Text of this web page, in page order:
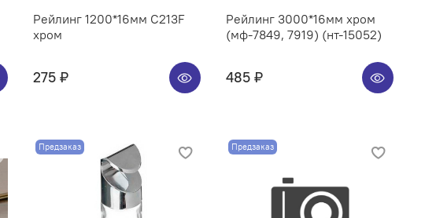
Рейлинг 1200*16мм C213F
хром
275 ₽
Рейлинг 3000*16мм хром
(мф-7849, 7919) (нт-15052)
485 ₽
Предзаказ Предзаказ